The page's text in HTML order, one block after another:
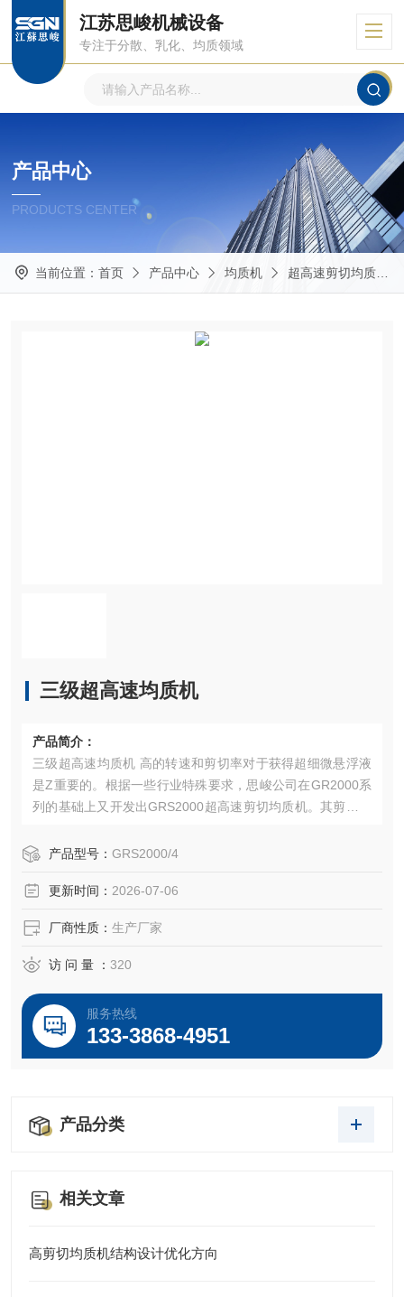
江苏思峻机械设备
专注于分散、乳化、均质领域
产品中心
PRODUCTS CENTER
当前位置： 首页 产品中心 均质机 超高速剪切均质机
三级超高速均质机
产品简介：
三级超高速均质机 高的转速和剪切率对于获得超细微悬浮液
是Z重要的。根据一些行业特殊要求，思峻公司在GR2000系
列的基础上又开发出GRS2000超高速剪切均质机。其剪切速
速度范围内，由剪切力所造成的湍流结合专门研制的电机可
窄。由于能量密度*,无需其他辅助分散设备。
产品型号： GRS2000/4
更新时间： 2026-07-06
厂商性质： 生产厂家
访 问 量 ： 320
服务热线
133-3868-4951
产品分类
相关文章
高剪切均质机结构设计优化方向